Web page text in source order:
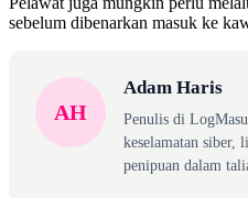
sebelum dibenarkan masuk ke
AH
Adam Haris
Penulis di
keselamatan siber,
penipuan dalam